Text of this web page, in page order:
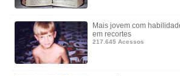
Mais jovem com
em recortes
217.645 Acessos